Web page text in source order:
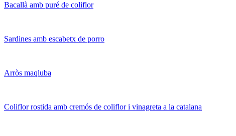
Bacallà amb puré de coliflor
Sardines amb escabetx de porro
Arròs maqluba
Coliflor rostida amb cremós de coliflor i vinagreta a la catalana